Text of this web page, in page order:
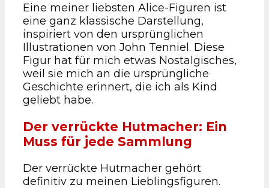
Eine meiner liebsten Alice-Figuren ist
eine ganz klassische Darstellung,
inspiriert von den ursprünglichen
Illustrationen von John Tenniel. Diese
Figur hat für mich etwas Nostalgisches,
weil sie mich an die ursprüngliche
Geschichte erinnert, die ich als Kind
geliebt habe.
Der verrückte Hutmacher: Ein
Muss für jede Sammlung
Der verrückte Hutmacher gehört
definitiv zu meinen Lieblingsfiguren.